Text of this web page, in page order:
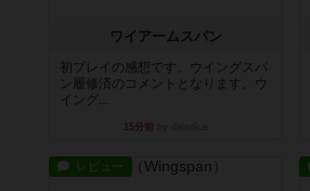
ワイアームスパン
初プレイの感想です。ウイングスパ
ン履修済のコメントとなります。ウ
イング...
15分前
レビュー